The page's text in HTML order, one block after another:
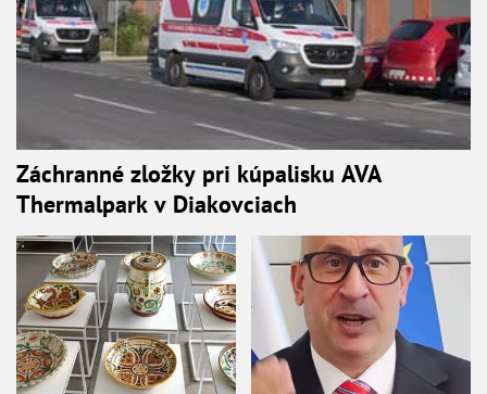
Záchranné zložky pri kúpalisku AVA
Thermalpark v Diakovciach